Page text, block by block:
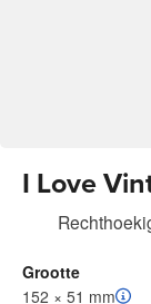
I Love
Grootte
152 × 51 mm